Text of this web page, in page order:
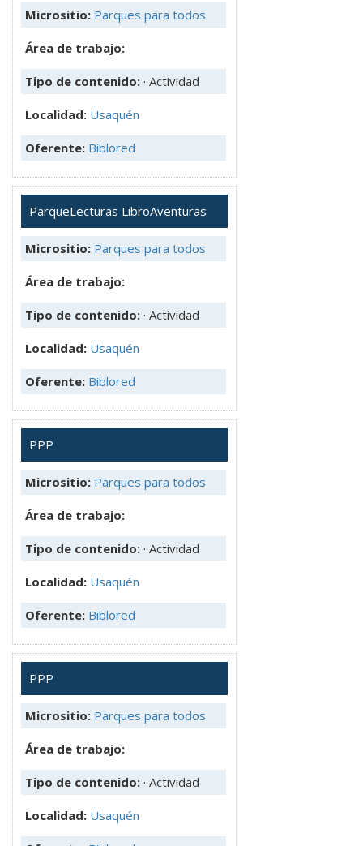
Micrositio: Parques para todos
Área de trabajo:
Tipo de contenido: · Actividad
Localidad: Usaquén
Oferente: Biblored
ParqueLecturas LibroAventuras
Micrositio: Parques para todos
Área de trabajo:
Tipo de contenido: · Actividad
Localidad: Usaquén
Oferente: Biblored
PPP
Micrositio: Parques para todos
Área de trabajo:
Tipo de contenido: · Actividad
Localidad: Usaquén
Oferente: Biblored
PPP
Micrositio: Parques para todos
Área de trabajo:
Tipo de contenido: · Actividad
Localidad: Usaquén